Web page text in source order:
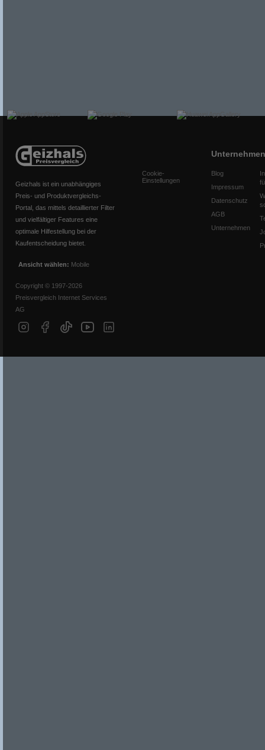
Geizhals ist ein unabhängiges
Preis- und Produktvergleichs-
Portal, das mittels detaillierter Filter
und vielfältiger Features eine
optimale Hilfestellung bei der
Kaufentscheidung bietet.
Ansicht wählen: Mobile
Copyright © 1997-2026
Preisvergleich Internet Services
AG
Cookie-
Einstellungen
Unternehmen
Blog
Impressum
Datenschutz
AGB
Unternehmen